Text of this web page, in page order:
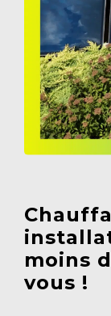
moins
vous !